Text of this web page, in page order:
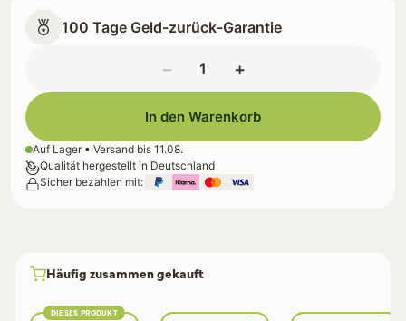
100 Tage Geld-zurück-Garantie
− +
In den Warenkorb
Auf Lager • Versand bis 11.08.
Qualität hergestellt in Deutschland
Sicher bezahlen mit:
Häufig zusammen gekauft
DIESES PRODUKT